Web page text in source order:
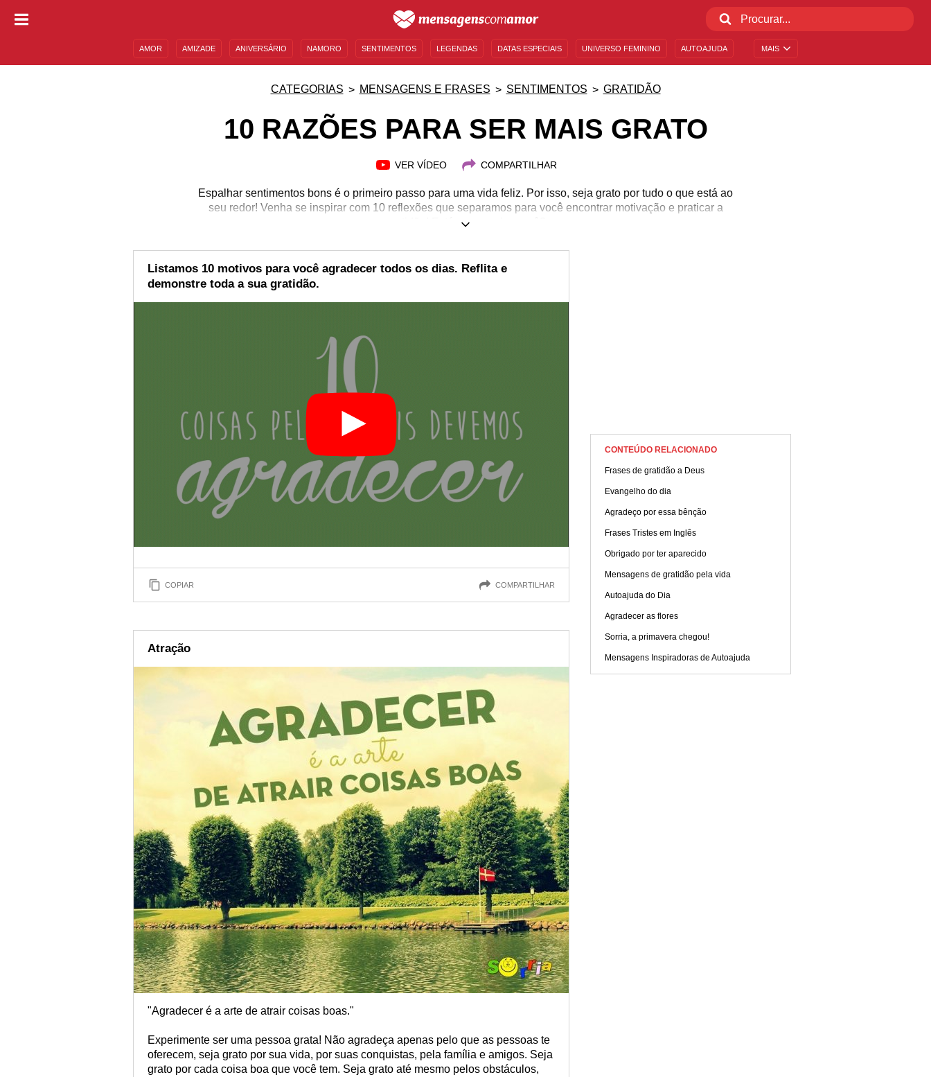
MAIS
AMOR AMIZADE ANIVERSÁRIO NAMORO SENTIMENTOS LEGENDAS DATAS ESPECIAIS UNIVERSO FEMININO AUTOAJUDA
CATEGORIAS MENSAGENS E FRASES SENTIMENTOS GRATIDÃO
10 RAZÕES PARA SER MAIS GRATO
VER VÍDEO COMPARTILHAR
Espalhar sentimentos bons é o primeiro passo para uma vida feliz. Por isso, seja grato por tudo o que está ao
seu redor! Venha se inspirar com 10 reflexões que separamos para você encontrar motivação e praticar a
gratidão! Está esperando o quê?
Listamos 10 motivos para você agradecer todos os dias. Reflita e
demonstre toda a sua gratidão.
COPIAR COMPARTILHAR
Atração
"Agradecer é a arte de atrair coisas boas."
Experimente ser uma pessoa grata! Não agradeça apenas pelo que as pessoas te
oferecem, seja grato por sua vida, por suas conquistas, pela família e amigos. Seja
grato por cada coisa boa que você tem. Seja grato até mesmo pelos obstáculos,
CONTEÚDO RELACIONADO
Frases de gratidão a Deus
Evangelho do dia
Agradeço por essa bênção
Frases Tristes em Inglês
Obrigado por ter aparecido
Mensagens de gratidão pela vida
Autoajuda do Dia
Agradecer as flores
Sorria, a primavera chegou!
Mensagens Inspiradoras de Autoajuda